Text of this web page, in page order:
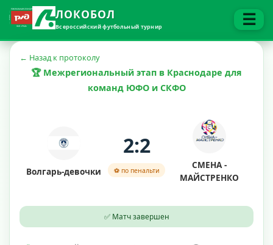
ЛОКОБОЛ
Всероссийский футбольный турнир ☰
← Назад к протоколу
🏆 Межрегиональный этап в Краснодаре для
команд ЮФО и СКФО
Волгарь-девочки
2:2
⚽ по пенальти
СМЕНА -
МАЙСТРЕНКО
✅ Матч завершен